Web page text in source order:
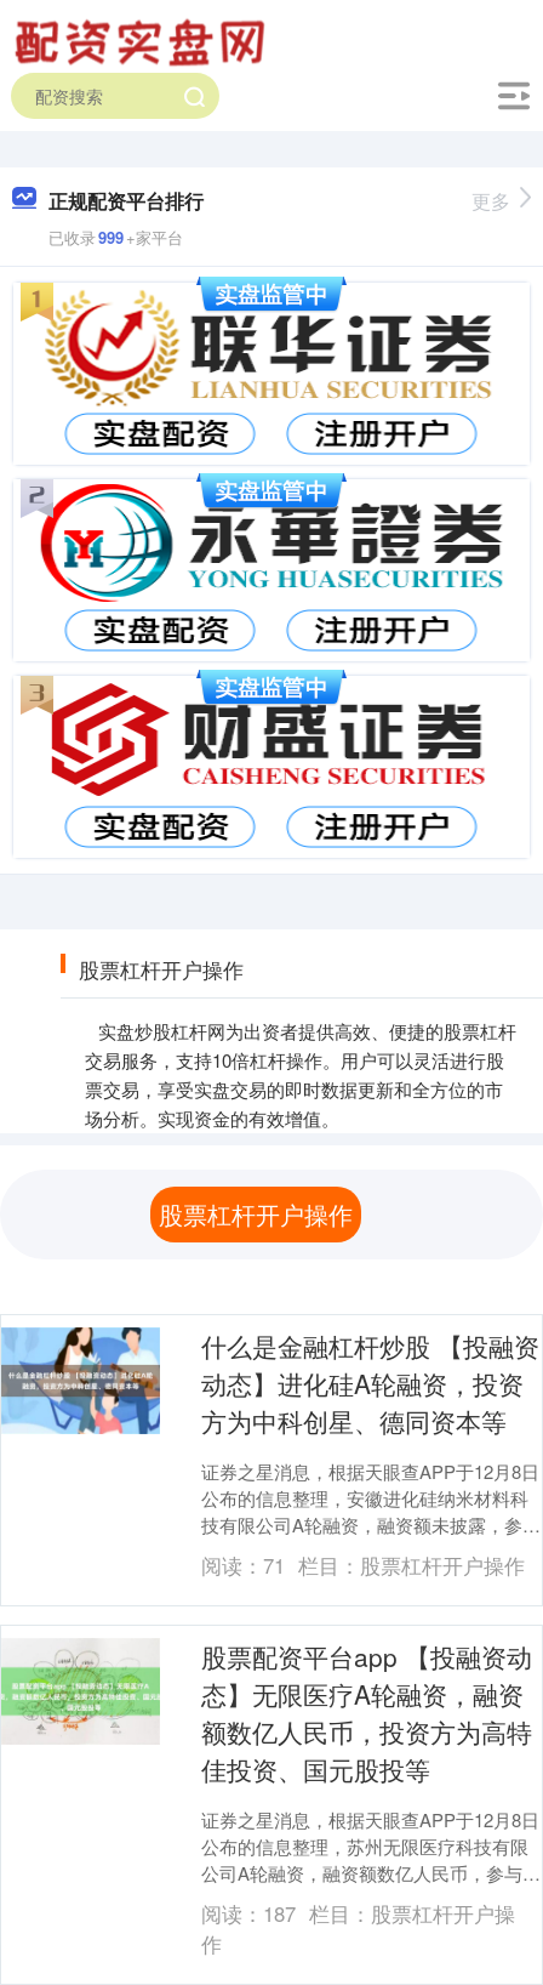
正规配资平台排行
已收录999+家平台
更多
股票杠杆开户操作
实盘炒股杠杆网为出资者提供高效、便捷的股票杠杆
交易服务，支持10倍杠杆操作。用户可以灵活进行股
票交易，享受实盘交易的即时数据更新和全方位的市
场分析。实现资金的有效增值。
股票杠杆开户操作
什么是金融杠杆炒股 【投融资
动态】进化硅A轮融资，投资
方为中科创星、德同资本等
证券之星消息，根据天眼查APP于12月8日
公布的信息整理，安徽进化硅纳米材料科
技有限公司A轮融资，融资额未披露，参与
投资的机构包括中科创星，德同资本，川
流投资，....
阅读：71 栏目： 股票杠杆开户操作
股票配资平台app 【投融资动
态】无限医疗A轮融资，融资
额数亿人民币，投资方为高特
佳投资、国元股投等
证券之星消息，根据天眼查APP于12月8日
公布的信息整理，苏州无限医疗科技有限
公司A轮融资，融资额数亿人民币，参与投
资的机构包括高特佳投资，国元股投，金
雨茂物。....
阅读： 187 栏目： 股票杠杆开户操
作